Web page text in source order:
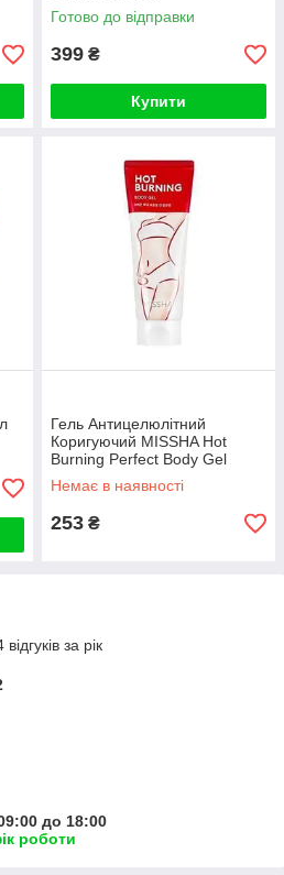
Готово до відправки
399 ₴
Купити
Гель Антицелюлітний
Коригуючий MISSHA Hot
Burning Perfect Body Gel
200ml
Немає в наявності
253 ₴
за рік
до 18:00
роботи